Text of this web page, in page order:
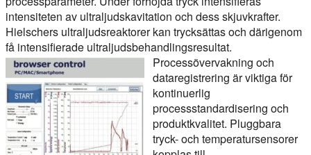
intensiteten av ultraljudskavitation och dess skjuvkrafter.
Hielschers ultraljudsreaktorer kan trycksättas och därigenom
få intensifierade ultraljudsbehandlingsresultat.
Processövervakning och
dataregistrering är viktiga för
kontinuerlig
processstandardisering och
produktkvalitet. Pluggbara
tryck- och temperatursensorer